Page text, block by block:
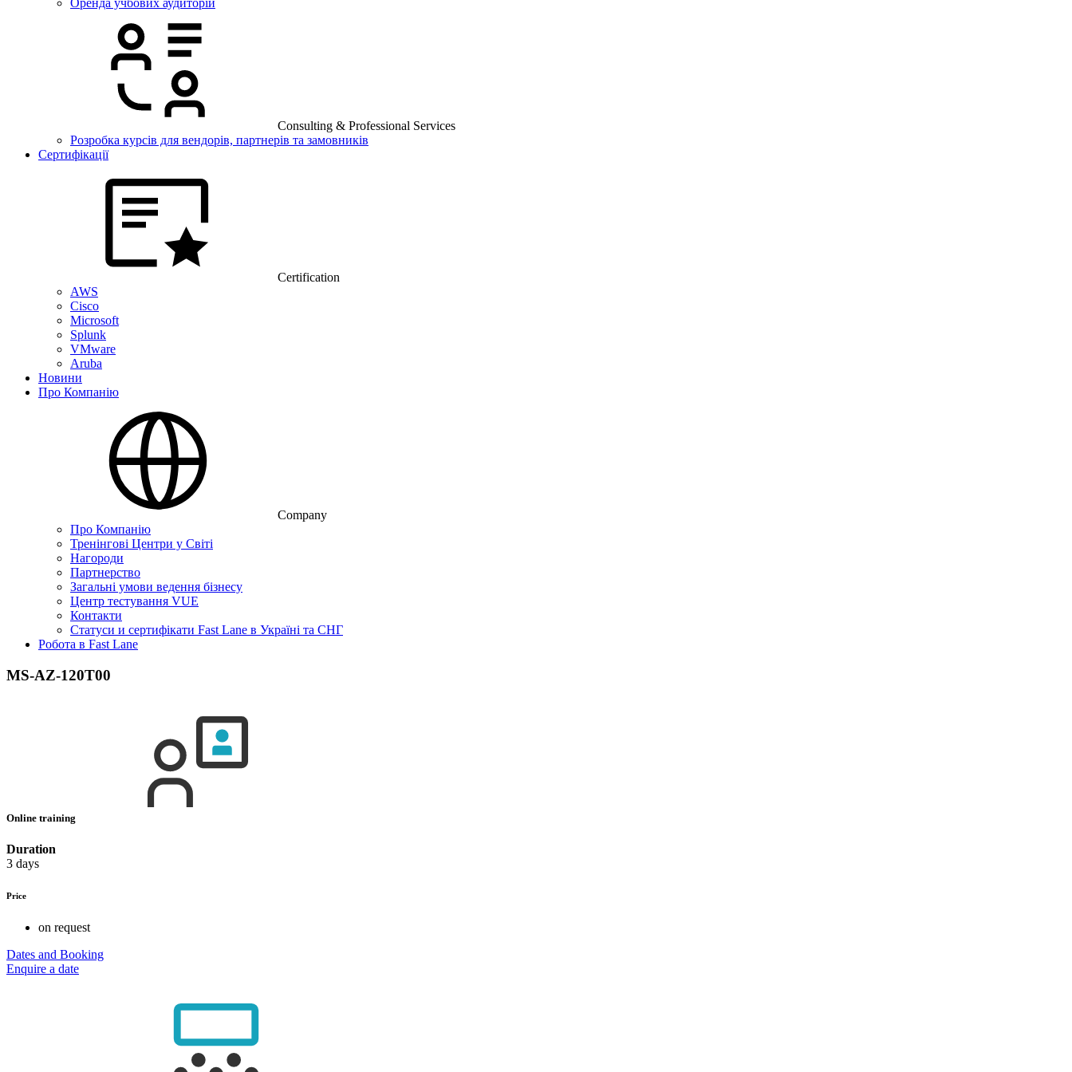
Оренда учбових аудиторій
Consulting & Professional Services
Розробка курсів для вендорів, партнерів та замовників
Сертифікації
Certification
AWS
Cisco
Microsoft
Splunk
VMware
Aruba
Новини
Про Компанію
Company
Про Компанію
Тренінгові Центри у Світі
Нагороди
Партнерство
Загальні умови ведення бізнесу
Центр тестування VUE
Контакти
Статуси и сертифікати Fast Lane в Україні та СНГ
Робота в Fast Lane
MS-AZ-120T00
Online training
Duration
3 days
Price
on request
Dates and Booking
Enquire a date